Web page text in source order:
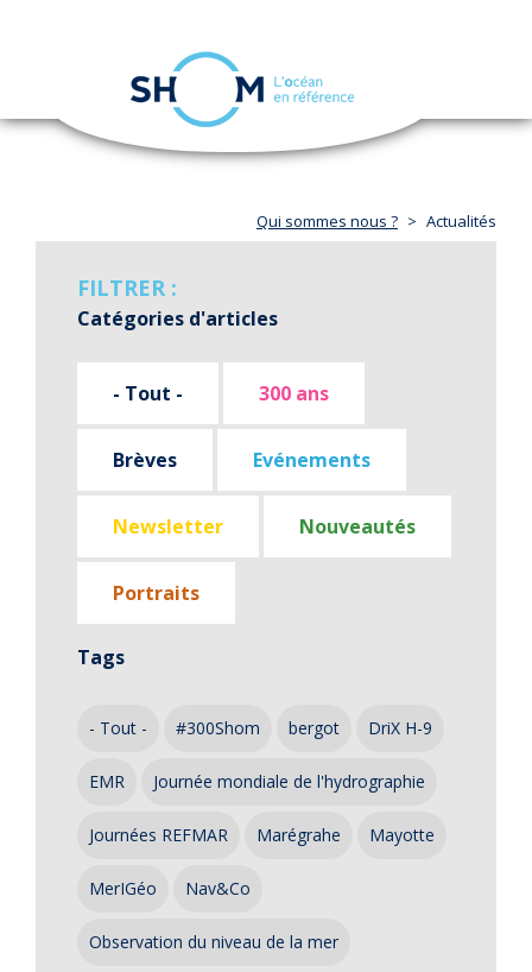
Aller
navigation
Qui sommes nous ? Actualités
FILTRER :
Catégories d'articles
- Tout - 300 ans
Brèves Evénements
Newsletter Nouveautés
Portraits
Tags
- Tout - #300Shom bergot DriX H-9
EMR Journée mondiale de l'hydrographie
Journées REFMAR Marégrahe Mayotte
MerIGéo Nav&Co
Observation du niveau de la mer